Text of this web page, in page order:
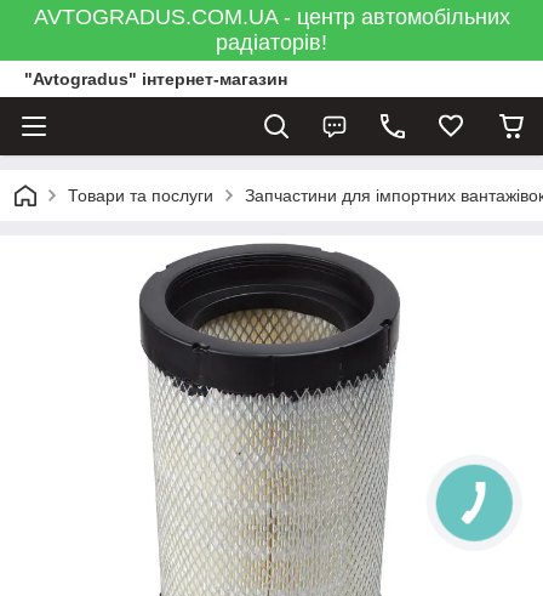
AVTOGRADUS.COM.UA - центр автомобільних
радіаторів!
"Avtogradus" інтернет-магазин
Товари та послуги Запчастини для імпортних